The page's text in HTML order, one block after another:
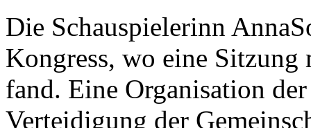
Die Schauspielerinn
Kongress, wo eine Sitzung
fand. Eine Organisation
Verteidigung der